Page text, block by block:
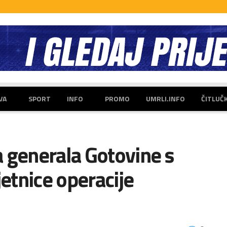
SPORT INFO PROMO UMRLI.INFO
generala Gotovine s
operacije